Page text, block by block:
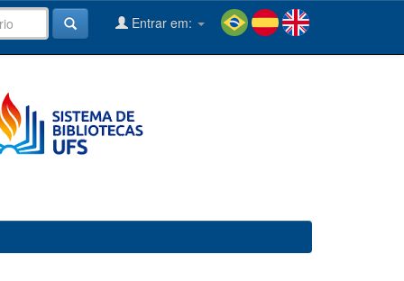
Entrar em: